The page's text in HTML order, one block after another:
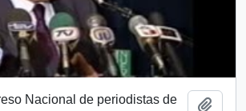
Nacional de periodistas de